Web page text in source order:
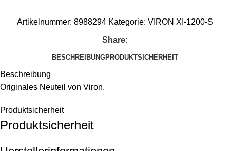
Artikelnummer: 8988294 Kategorie: VIRON XI-1200-S
Share:
BESCHREIBUNGPRODUKTSICHERHEIT
Beschreibung
Originales Neuteil von Viron.
Produktsicherheit
Produktsicherheit